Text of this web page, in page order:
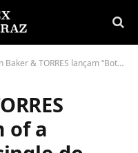
lançam “Bottom of a Bottle”, último single do aguardado álbum Send a Prayer My Way
of a